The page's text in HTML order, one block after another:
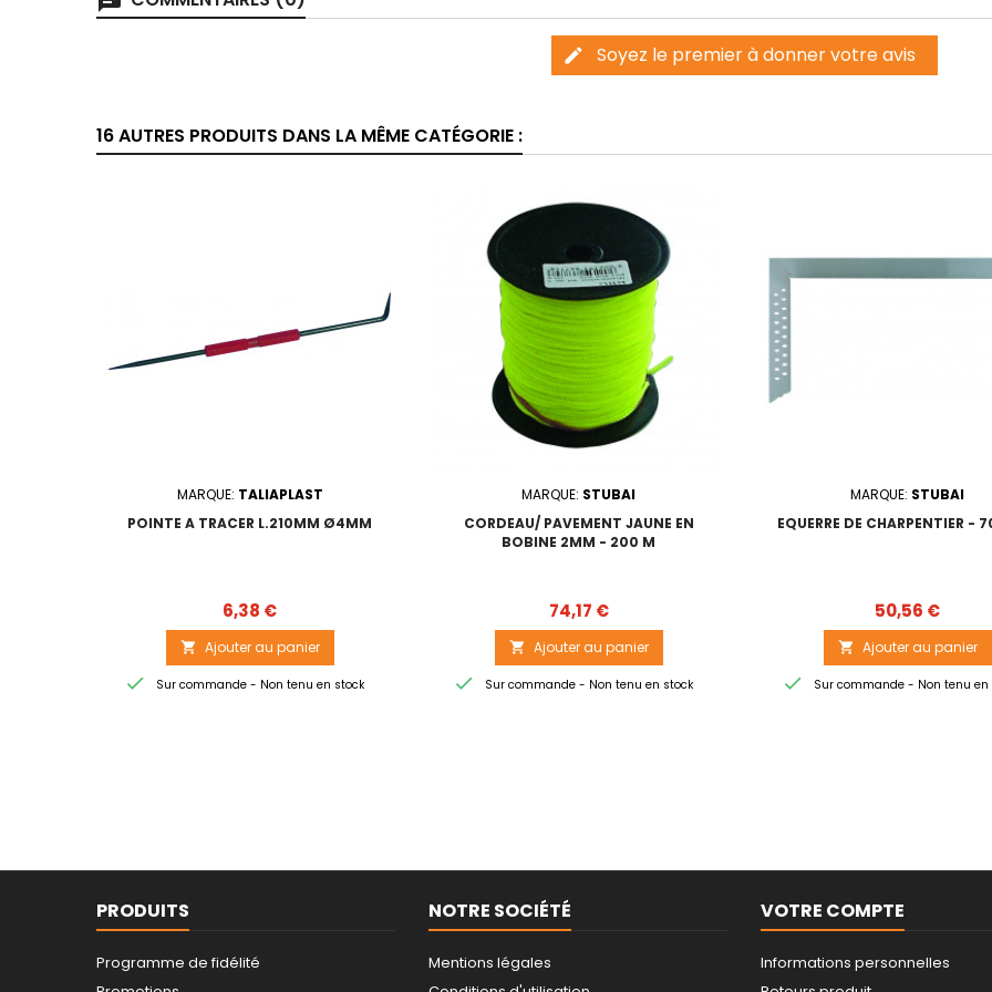
edit Soyez le premier à donner votre avis
16 AUTRES PRODUITS DANS LA MÊME CATÉGORIE :
MARQUE: TALIAPLAST
POINTE A TRACER L.210MM Ø4MM
Prix
6,38 €
 Ajouter au panier
 Sur commande - Non tenu en stock
MARQUE: STUBAI
CORDEAU/ PAVEMENT JAUNE EN
BOBINE 2MM - 200 M
Prix
74,17 €
 Ajouter au panier
 Sur commande - Non tenu en stock
MARQUE: STUBAI
EQUERRE DE CHARPENTIER -
Prix
50,56 €
 Ajouter au panier
 Sur commande - Non tenu en
PRODUITS
Programme de fidélité
NOTRE SOCIÉTÉ
Mentions légales
VOTRE COMPTE
Informations personnelles